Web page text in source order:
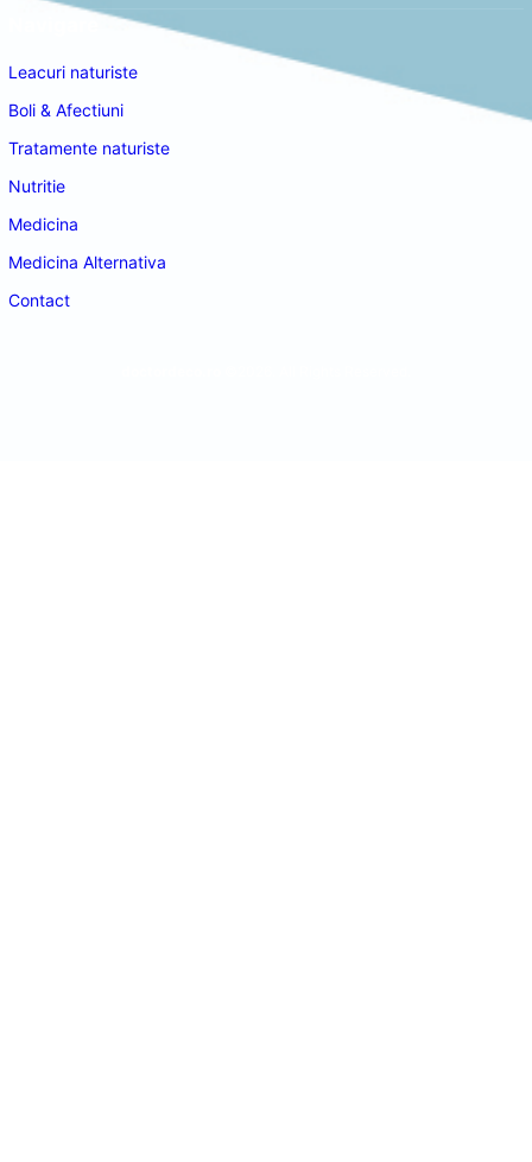
Leacuri naturiste
Boli & Afectiuni
Tratamente naturiste
Nutritie
Medicina
Medicina Alternativa
Contact